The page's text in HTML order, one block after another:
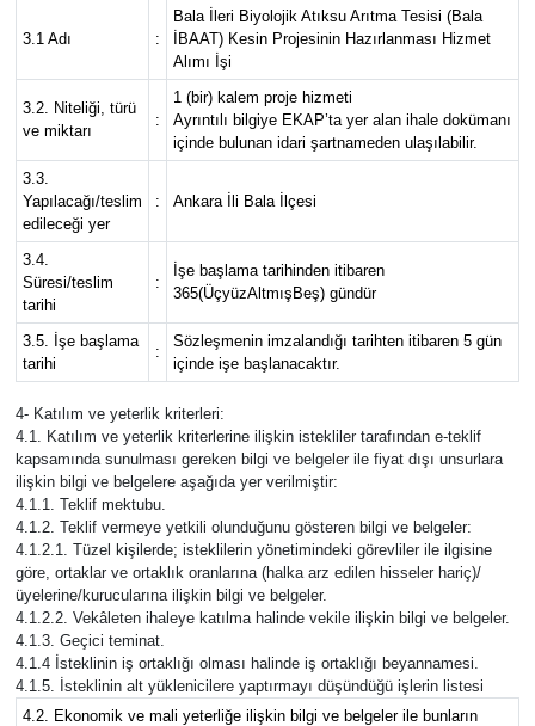
3.1 Adı :
Bala İleri Biyolojik Atıksu Arıtma Tesisi (Bala
İBAAT) Kesin Projesinin Hazırlanması Hizmet
Alımı İşi
3.2. Niteliği, türü
ve miktarı
:
1 (bir) kalem proje hizmeti
Ayrıntılı bilgiye EKAP’ta yer alan ihale dokümanı
içinde bulunan idari şartnameden ulaşılabilir.
3.3.
Yapılacağı/teslim
edileceği yer
: Ankara İli Bala İlçesi
3.4.
Süresi/teslim
tarihi
:
İşe başlama tarihinden itibaren
365(ÜçyüzAltmışBeş) gündür
3.5. İşe başlama
tarihi
:
Sözleşmenin imzalandığı tarihten itibaren 5 gün
içinde işe başlanacaktır.
4- Katılım ve yeterlik kriterleri:
4.1. Katılım ve yeterlik kriterlerine ilişkin istekliler tarafından e-teklif
kapsamında sunulması gereken bilgi ve belgeler ile fiyat dışı unsurlara
ilişkin bilgi ve belgelere aşağıda yer verilmiştir:
4.1.1. Teklif mektubu.
4.1.2. Teklif vermeye yetkili olunduğunu gösteren bilgi ve belgeler:
4.1.2.1. Tüzel kişilerde; isteklilerin yönetimindeki görevliler ile ilgisine
göre, ortaklar ve ortaklık oranlarına (halka arz edilen hisseler hariç)/
üyelerine/kurucularına ilişkin bilgi ve belgeler.
4.1.2.2. Vekâleten ihaleye katılma halinde vekile ilişkin bilgi ve belgeler.
4.1.3. Geçici teminat.
4.1.4 İsteklinin iş ortaklığı olması halinde iş ortaklığı beyannamesi.
4.1.5. İsteklinin alt yüklenicilere yaptırmayı düşündüğü işlerin listesi
4.2. Ekonomik ve mali yeterliğe ilişkin bilgi ve belgeler ile bunların
Kültür Sanat
Siyaset
Teknoloji